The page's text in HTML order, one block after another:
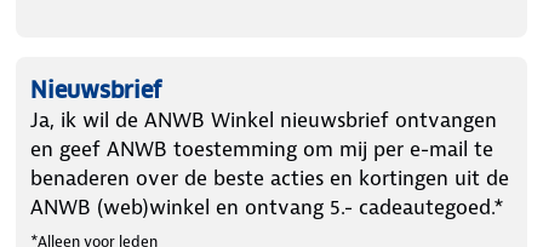
Nieuwsbrief
Ja, ik wil de ANWB Winkel nieuwsbrief ontvangen
en geef ANWB toestemming om mij per e-mail te
benaderen over de beste acties en kortingen uit de
ANWB (web)winkel en ontvang 5.- cadeautegoed.*
*Alleen voor leden